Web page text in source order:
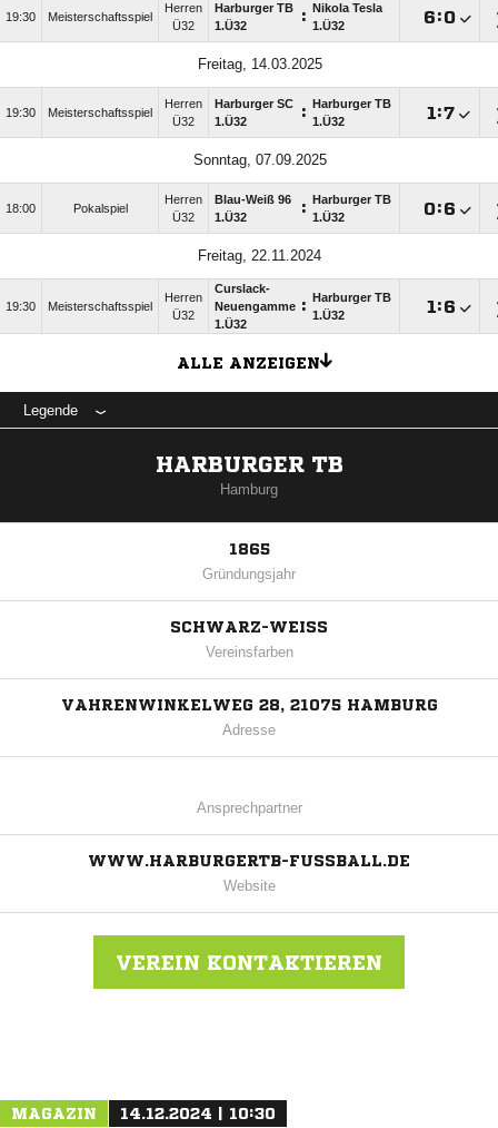
19:30 Meisterschaftsspiel
Herren
Ü32
Harburger TB
1.Ü32
:
Nikola Tesla
1.Ü32
:
Freitag, 14.03.2025
19:30 Meisterschaftsspiel
Herren
Ü32
Harburger SC
1.Ü32
:
Harburger TB
1.Ü32
:
Sonntag, 07.09.2025
18:00 Pokalspiel
Herren
Ü32
Blau-Weiß 96
1.Ü32
:
Harburger TB
1.Ü32
:
Freitag, 22.11.2024
19:30 Meisterschaftsspiel
Herren
Ü32
Curslack-
Neuengamme
1.Ü32
:
Harburger TB
1.Ü32
:
ALLE ANZEIGEN
Legende
HARBURGER TB
Hamburg
1865
Gründungsjahr
SCHWARZ-WEISS
Vereinsfarben
VAHRENWINKELWEG 28, 21075 HAMBURG
Adresse
Ansprechpartner
WWW.HARBURGERTB-FUSSBALL.DE
Website
VEREIN KONTAKTIEREN
MAGAZIN 14.12.2024 | 10:30